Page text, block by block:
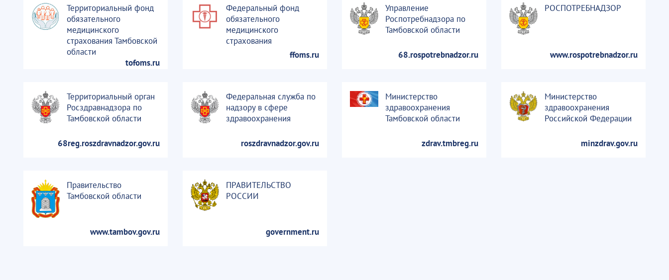
Территориальный фонд
обязательного
медицинского
страхования Тамбовской
области
tofoms.ru
Федеральный фонд
обязательного
медицинского
страхования
ffoms.ru
Управление
Роспотребнадзора по
Тамбовской области
68.rospotrebnadzor.ru
РОСПОТРЕБНАДЗОР
www.rospotrebnadzor.ru
Территориальный орган
Росздравнадзора по
Тамбовской области
68reg.roszdravnadzor.gov.ru
Федеральная служба по
надзору в сфере
здравоохранения
roszdravnadzor.gov.ru
Министерство
здравоохранения
Тамбовской области
zdrav.tmbreg.ru
Министерство
здравоохранения
Российской Федерации
minzdrav.gov.ru
Правительство
Тамбовской области
www.tambov.gov.ru
ПРАВИТЕЛЬСТВО
РОССИИ
government.ru